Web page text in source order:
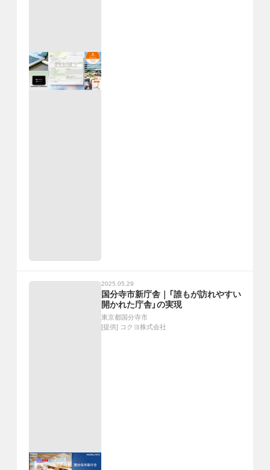
2025.05.29
国分寺市新庁舎｜「誰もが訪れやすい
開かれた庁舎」の実現
東京都国分寺市
[提供] コクヨ株式会社